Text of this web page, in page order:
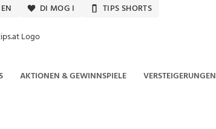
DI MOG I TIPS SHORTS
AKTIONEN & GEWINNSPIELE VERSTEIGERUNGEN